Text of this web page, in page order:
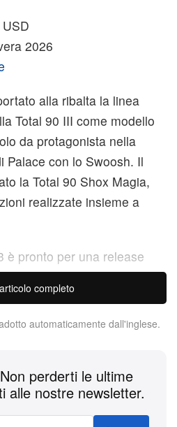
2026
alla ribalta la linea
Total 90 III come modello
da protagonista nella
Palace con lo Swoosh. Il
la Total 90 Shox Magia,
realizzate insieme a
è pronto per una release
con Nike che svela una
A differenza delle due
in precedenza, questa
lucidi rispetto alle sue
a metà piede tornano
completando
completo
automaticamente dall'inglese.
perderti le ultime
alle nostre newsletter.